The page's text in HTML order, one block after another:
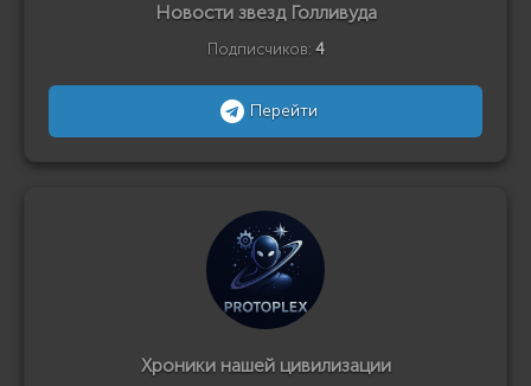
Новости звезд Голливуда
Подписчиков: 4
Перейти
Хроники нашей цивилизации